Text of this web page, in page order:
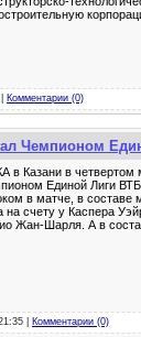
Комментарии (0)
Чемпионом
в Казани в четвертом
Единой Лиги
в матче, в составе
на счету у Каспера
Жан-Шарля. А в
| Комментарии (0)